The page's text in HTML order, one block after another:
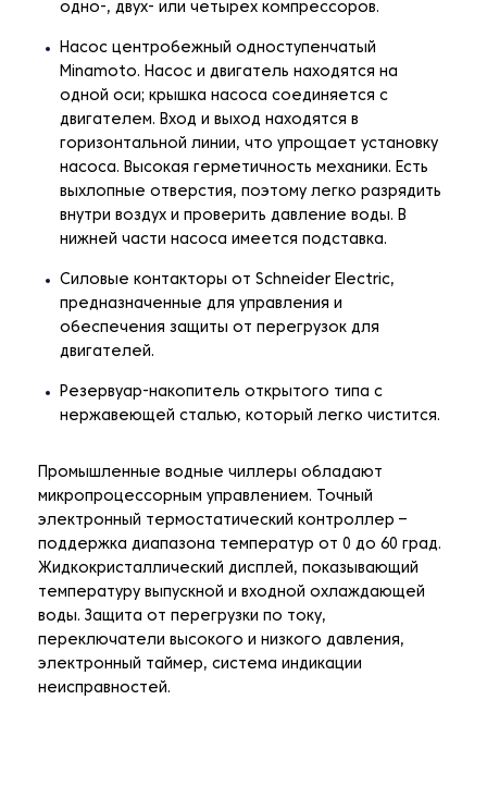
одно-, двух- или четырех компрессоров.
Насос центробежный одноступенчатый
Minamoto. Насос и двигатель находятся на
одной оси; крышка насоса соединяется с
двигателем. Вход и выход находятся в
горизонтальной линии, что упрощает установку
насоса. Высокая герметичность механики. Есть
выхлопные отверстия, поэтому легко разрядить
внутри воздух и проверить давление воды. В
нижней части насоса имеется подставка.
Силовые контакторы от Schneider Electric,
предназначенные для управления и
обеспечения защиты от перегрузок для
двигателей.
Резервуар-накопитель открытого типа с
нержавеющей сталью, который легко чистится.
Промышленные водные чиллеры обладают
микропроцессорным управлением. Точный
электронный термостатический контроллер –
поддержка диапазона температур от 0 до 60 град.
Жидкокристаллический дисплей, показывающий
температуру выпускной и входной охлаждающей
воды. Защита от перегрузки по току,
переключатели высокого и низкого давления,
электронный таймер, система индикации
неисправностей.